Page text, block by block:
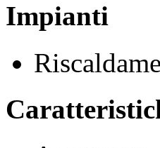
Impianti